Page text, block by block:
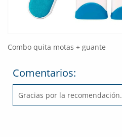
Combo quita motas + guante
Comentarios:
Gracias por la recomendación.